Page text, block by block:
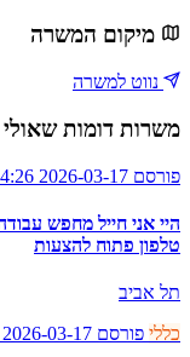
מיקום המשרה
נווט למשרה
משרות דומות שאולי
פורסם 2026-03-17 19:24:26
היי אני חייל מחפש
טלפון פתוח להצעות
תל אביב
כללי פורסם 2026-03-17 19:24:26